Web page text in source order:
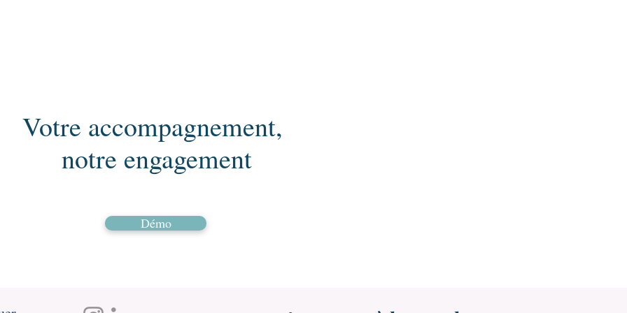
Votre accompagnement,
notre engagement
Démo